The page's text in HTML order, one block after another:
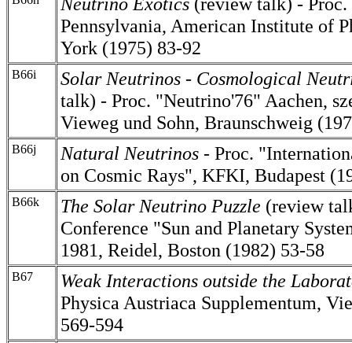
Pennsylvania, American Institute of
York (1975) 83-92
B66i
Solar Neutrinos - Cosmological
talk) - Proc. "Neutrino'76" Aachen,
Vieweg und Sohn, Braunschweig
B66j Natural Neutrinos - Proc.
on Cosmic Rays", KFKI, Budapest
B66k The Solar Neutrino Puzzle (review
Conference "Sun and Planetary
1981, Reidel, Boston (1982) 53-58
B67
Weak Interactions outside the
Physica Austriaca Supplementum,
569-594